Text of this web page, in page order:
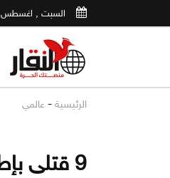
السبت , اغسطس 8 , 2026
الرئيسية - عالمي
9 قتلى بإطلاق نار في ولاية تكساس الأمريكية